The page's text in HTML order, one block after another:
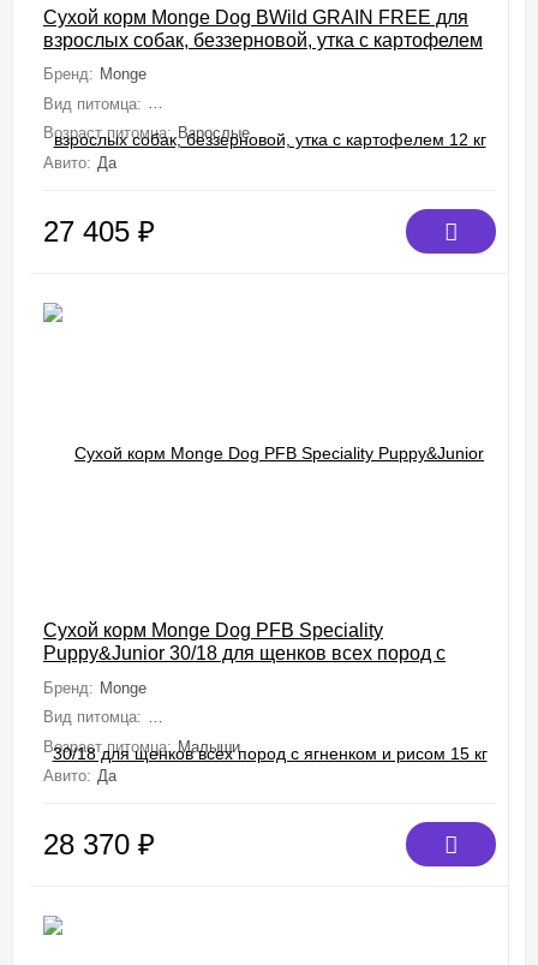
Сухой корм Monge Dog BWild GRAIN FREE для
взрослых собак, беззерновой, утка с картофелем
12 кг
Бренд: Monge
Вид питомца: Собаки (Мелкие, Средние, Крупные, Миниатюрные)
Возраст питомца: Взрослые
Авито: Да
27 405 ₽
Сухой корм Monge Dog PFB Speciality
Puppy&Junior 30/18 для щенков всех пород с
Бренд: Monge
Вид питомца: Собаки (Мелкие, Средние, Крупные, Миниатюрные)
Возраст питомца: Малыши
Авито: Да
28 370 ₽